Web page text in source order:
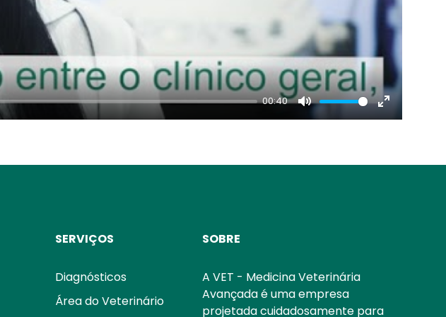
00:40
Mute
Enter
SERVIÇOS
Diagnósticos
Área do Veterinário
SOBRE
A VET - Medicina Veterinária
Avançada é uma empresa
projetada cuidadosamente para